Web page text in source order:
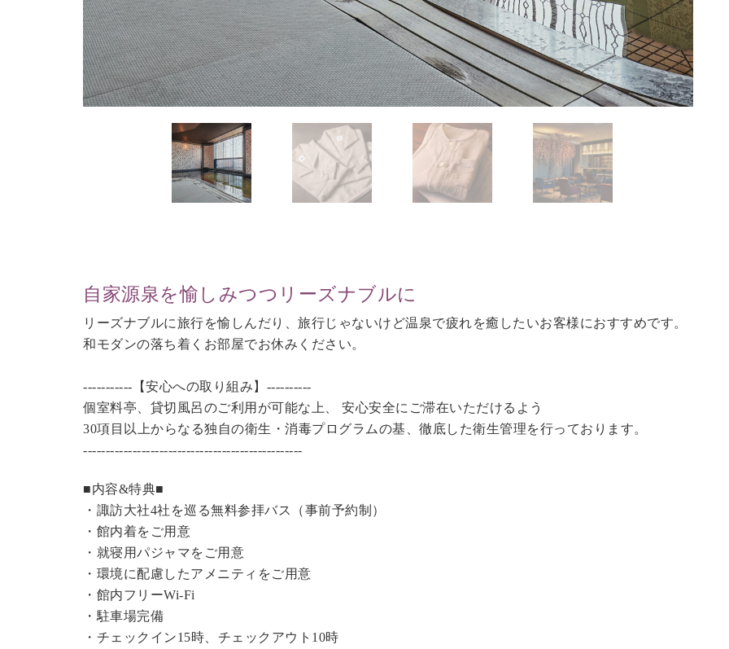
自家源泉を愉しみつつリーズナブルに
リーズナブルに旅行を愉しんだり、旅行じゃないけど温泉で疲れを癒したいお客様におすすめです。
和モダンの落ち着くお部屋でお休みください。
-----------【安心への取り組み】----------
個室料亭、貸切風呂のご利用が可能な上、 安心安全にご滞在いただけるよう
30項目以上からなる独自の衛生・消毒プログラムの基、徹底した衛生管理を行っております。
-------------------------------------------------
■内容&特典■
・諏訪大社4社を巡る無料参拝バス（事前予約制）
・館内着をご用意
・就寝用パジャマをご用意
・環境に配慮したアメニティをご用意
・館内フリーWi-Fi
・駐車場完備
・チェックイン15時、チェックアウト10時